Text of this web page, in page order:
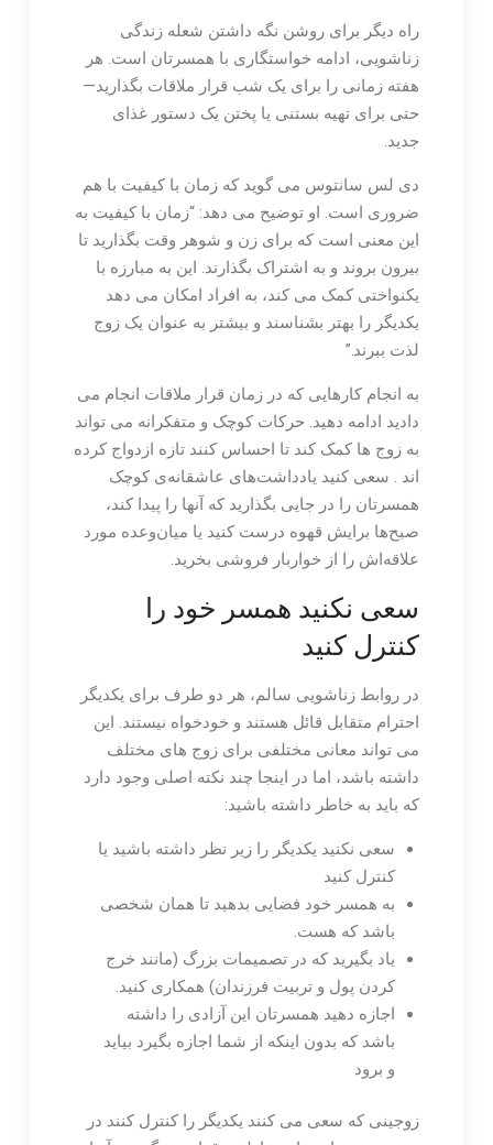
راه دیگر برای روشن نگه داشتن شعله زندگی
زناشویی، ادامه خواستگاری با همسرتان است. هر
هفته زمانی را برای یک شب قرار ملاقات بگذارید—
حتی برای تهیه بستنی یا پختن یک دستور غذای
جدید.
دی لس سانتوس می گوید که زمان با کیفیت با هم
ضروری است. او توضیح می دهد: “زمان با کیفیت به
این معنی است که برای زن و شوهر وقت بگذارید تا
بیرون بروند و به اشتراک بگذارند. این به مبارزه با
یکنواختی کمک می کند، به افراد امکان می دهد
یکدیگر را بهتر بشناسند و بیشتر به عنوان یک زوج
لذت ببرند.”
به انجام کارهایی که در زمان قرار ملاقات انجام می
دادید ادامه دهید. حرکات کوچک و متفکرانه می تواند
به زوج ها کمک کند تا احساس کنند تازه ازدواج کرده
اند . سعی کنید یادداشت‌های عاشقانه‌ی کوچک
همسرتان را در جایی بگذارید که آنها را پیدا کند،
صبح‌ها برایش قهوه درست کنید یا میان‌وعده مورد
علاقه‌اش را از خواربار فروشی بخرید.
سعی نکنید همسر خود را
کنترل کنید
در روابط زناشویی سالم، هر دو طرف برای یکدیگر
احترام متقابل قائل هستند و خودخواه نیستند. این
می تواند معانی مختلفی برای زوج های مختلف
داشته باشد، اما در اینجا چند نکته اصلی وجود دارد
که باید به خاطر داشته باشید:
سعی نکنید یکدیگر را زیر نظر داشته باشید یا
کنترل کنید
به همسر خود فضایی بدهید تا همان شخصی
باشد که هست.
یاد بگیرید که در تصمیمات بزرگ (مانند خرج
کردن پول و تربیت فرزندان) همکاری کنید.
اجازه دهید همسرتان این آزادی را داشته
باشد که بدون اینکه از شما اجازه بگیرد بیاید
و برود
زوجینی که سعی می کنند یکدیگر را کنترل کنند در